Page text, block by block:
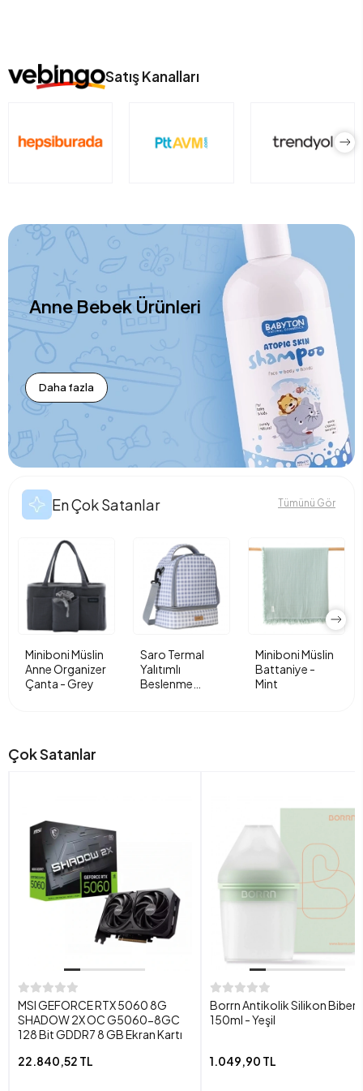
Satış Kanalları
Anne Bebek Ürünleri
Daha fazla
En Çok Satanlar Tümünü Gör
Miniboni Müslin
Anne Organizer
Çanta - Grey
Saro Termal
Yalıtımlı
Beslenme
Miniboni Müslin
Battaniye -
Mint
Çok Satanlar
MSI GEFORCE RTX 5060 8G
SHADOW 2X OC G5060-8GC
128 Bit GDDR7 8 GB Ekran Kartı
22.840,52 TL
Borrn Antikolik Silikon
150ml - Yeşil
1.049,90 TL